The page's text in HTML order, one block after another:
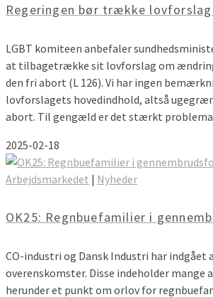
Regeringen bør trække
LGBT komiteen anbefaler
at tilbagetrække sit lovforslag om
den fri abort (L 126). Vi har ingen
lovforslagets hovedindhold, altså
abort. Til gengæld er det stærkt
2025-02-18
Arbejdsmarkedet | Nyheder
OK25: Regnbuefamilier i
CO-industri og Dansk Industri har indgået
overenskomster. Disse indeholder mange
herunder et punkt om orlov for